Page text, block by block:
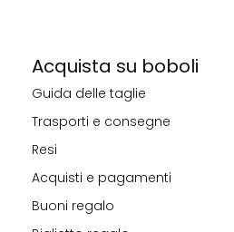
Acquista su boboli
Guida delle taglie
Trasporti e consegne
Resi
Acquisti e pagamenti
Buoni regalo